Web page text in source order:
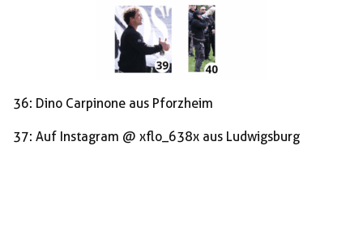
36: Dino Carpinone aus Pforzheim
37: Auf Instagram @ xflo_638x aus Ludwigsburg